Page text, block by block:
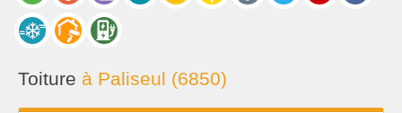
Toiture à Paliseul (6850)